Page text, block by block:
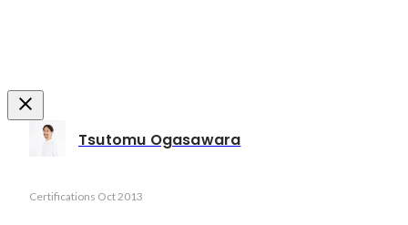
Tsutomu Ogasawara
Certifications Oct 2013